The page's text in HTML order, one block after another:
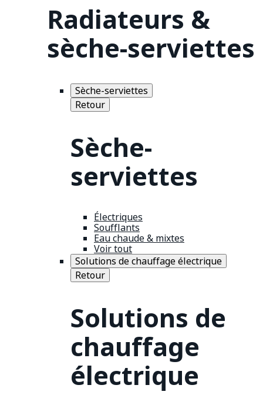
Radiateurs &
sèche-serviettes
Sèche-serviettes
Retour
Sèche-
serviettes
Électriques
Soufflants
Eau chaude & mixtes
Voir tout
Solutions de chauffage électrique
Retour
Solutions de
chauffage
électrique